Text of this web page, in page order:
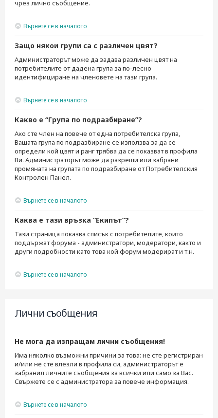
чрез лично съобщение.
Върнете се в началото
Защо някои групи са с различен цвят?
Администраторът може да задава различен цвят на
потребителите от дадена група за по-лесно
идентифициране на членовете на тази група.
Върнете се в началото
Какво е “Група по подразбиране”?
Ако сте член на повече от една потребителска група,
Вашата група по подразбиране се използва за да се
определи кой цвят и ранг трябва да се показват в профила
Ви. Администраторът може да разреши или забрани
промяната на групата по подразбиране от Потребителския
Контролен Панел.
Върнете се в началото
Каква е тази връзка “Екипът”?
Тази страница показва списък с потребителите, които
поддържат форума - администратори, модератори, както и
други подробности като това кой форум модерират и т.н.
Върнете се в началото
Лични съобщения
Не мога да изпращам лични съобщения!
Има няколко възможни причини за това: не сте регистриран
и/или не сте влезли в профила си, администраторът е
забранил личните съобщения за всички или само за Вас.
Свържете се с администратора за повече информация.
Върнете се в началото